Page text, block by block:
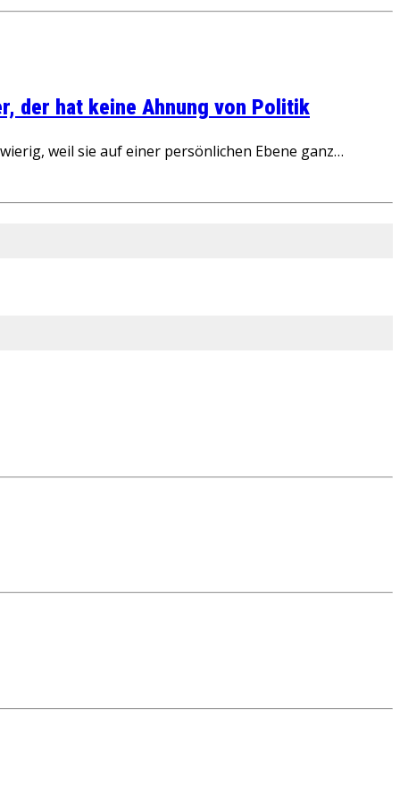
der hat keine Ahnung von Politik
weil sie auf einer persönlichen Ebene ganz…